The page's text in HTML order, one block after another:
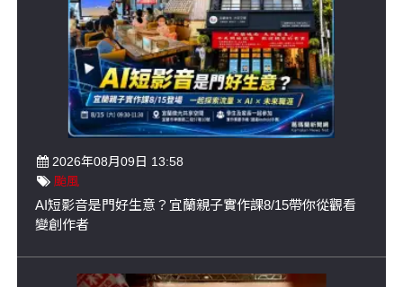
2026年08月09日 13:58
颱風
AI短影音是門好生意？宜蘭親子實作課8/15帶你從觀看
變創作者